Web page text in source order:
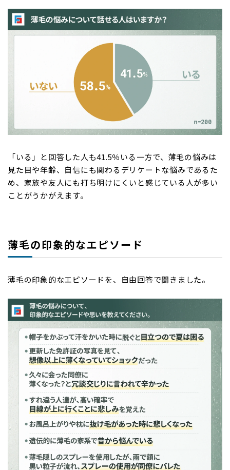
「いる」と回答した人も41.5％いる一方で、薄毛の悩みは
見た目や年齢、自信にも関わるデリケートな悩みであるた
め、家族や友人にも打ち明けにくいと感じている人が多い
ことがうかがえます。
薄毛の印象的なエピソード
薄毛の印象的なエピソードを、自由回答で聞きました。